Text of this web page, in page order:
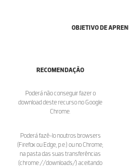
OBJETIVO DE
RECOMENDAÇÃO
Poderá não conseguir fazer o
download deste recurso no Google
Chrome.
Poderá fazê-lo noutros browsers
(Firefox ou Edge, p.e.) ou no Chrome,
na pasta das suas transferências
(chrome://downloads/) aceitando